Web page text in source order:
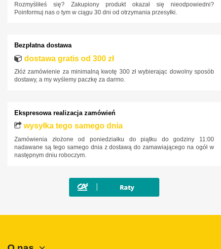
Rozmyśliłeś się? Zakupiony produkt okazał się nieodpowiedni?
Poinformuj nas o tym w ciągu 30 dni od otrzymania przesyłki.
Bezpłatna dostawa
dostawa gratis od 300 zł
Złóż zamówienie za minimalną kwotę 300 zł wybierając dowolny sposób
dostawy, a my wyślemy paczkę za darmo.
Ekspresowa realizacja zamówień
wysyłka tego samego dnia
Zamówienia złożone od poniedziałku do piątku do godziny 11:00
nadawane są tego samego dnia z dostawą do zamawiającego na ogół w
następnym dniu roboczym.